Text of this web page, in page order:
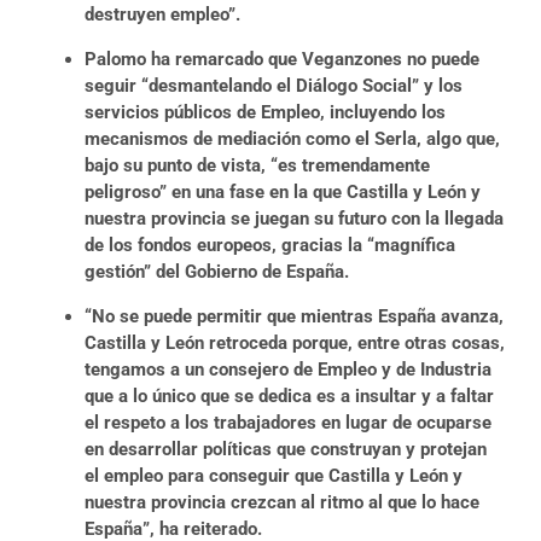
destruyen empleo”.
Palomo ha remarcado que Veganzones no puede
seguir “desmantelando el Diálogo Social” y los
servicios públicos de Empleo, incluyendo los
mecanismos de mediación como el Serla, algo que,
bajo su punto de vista, “es tremendamente
peligroso” en una fase en la que Castilla y León y
nuestra provincia se juegan su futuro con la llegada
de los fondos europeos, gracias la “magnífica
gestión” del Gobierno de España.
“No se puede permitir que mientras España avanza,
Castilla y León retroceda porque, entre otras cosas,
tengamos a un consejero de Empleo y de Industria
que a lo único que se dedica es a insultar y a faltar
el respeto a los trabajadores en lugar de ocuparse
en desarrollar políticas que construyan y protejan
el empleo para conseguir que Castilla y León y
nuestra provincia crezcan al ritmo al que lo hace
España”, ha reiterado.